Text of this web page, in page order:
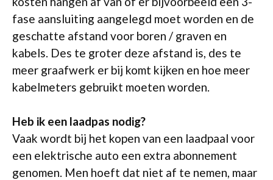
fase aansluiting aangelegd moet worden en de
geschatte afstand voor boren / graven en
kabels. Des te groter deze afstand is, des te
meer graafwerk er bij komt kijken en hoe meer
kabelmeters gebruikt moeten worden.
Heb ik een laadpas nodig?
Vaak wordt bij het kopen van een laadpaal voor
een elektrische auto een extra abonnement
genomen. Men hoeft dat niet af te nemen, maar